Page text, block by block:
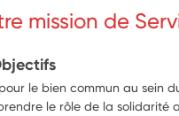
mission de
le bien commun au sein
le rôle de la solidarité